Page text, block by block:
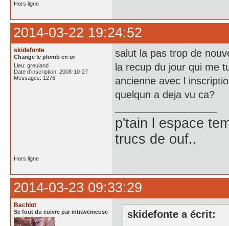
Hors ligne
2014-03-22 19:24:52
skidefonte
Change le plomb en or
Lieu: greuland
Date d'inscription: 2008-10-27
Messages: 1276
salut la pas trop de
la recup du jour qui me
ancienne avec l
quelqun a deja vu ca?
p'tain l espace
trucs de ouf..
Hors ligne
2014-03-23 09:33:29
Bachlot
Se fout du cuivre par intraveineuse
skidefonte a écrit: